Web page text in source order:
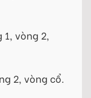
1, vòng 2,
2, vòng cổ.